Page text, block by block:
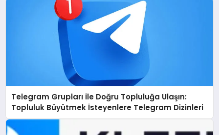
Telegram Grupları ile Doğru Topluluğa Ulaşın:
Topluluk Büyütmek İsteyenlere Telegram Dizinleri